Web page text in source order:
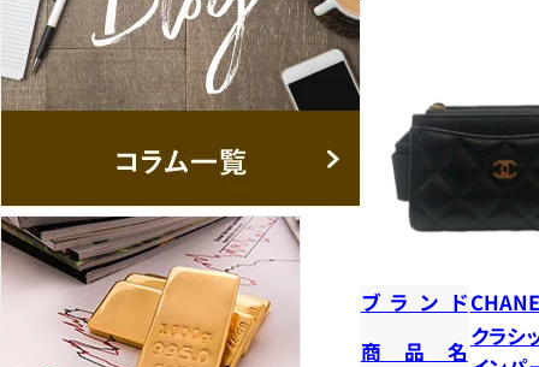
ブランド
商品名
クラシ